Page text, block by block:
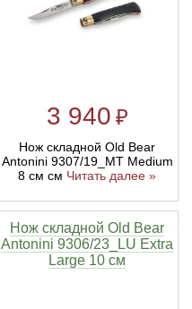
3 940 ₽
Нож складной Old Bear
Antonini 9307/19_MT Medium
8 см см Читать далее »
Нож складной Old Bear
Antonini 9306/23_LU Extra
Large 10 см